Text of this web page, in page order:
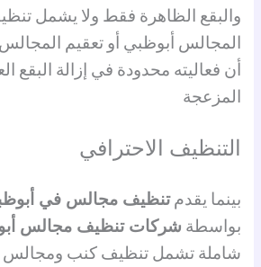
والبقع الظاهرة فقط ولا يشمل
المجالس أبوظبي أو تعقيم
أن فعاليته محدودة في إزالة البقع
المزعجة
التنظيف الاحترافي
بينما يقدمتنظيف مجالس في
بواسطة شركات تنظيف مجالس
شاملة تشمل تنظيف كنب ومجالس